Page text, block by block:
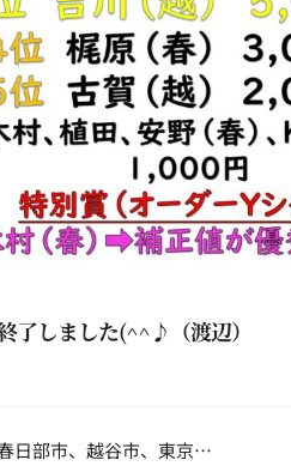
了しました(^^♪（渡辺）
日部市、越谷市、東京…